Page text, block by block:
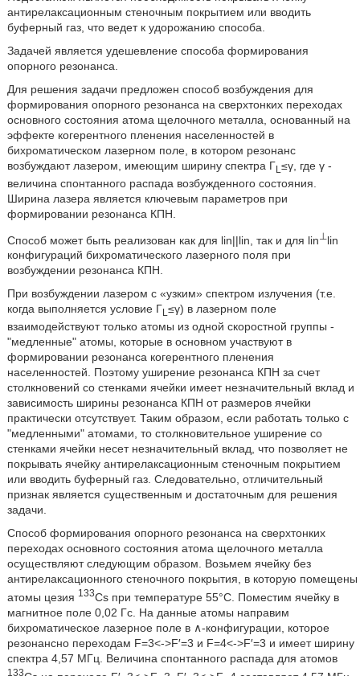
антирелаксационным стеночным покрытием или вводить
буферный газ, что ведет к удорожанию способа.
Задачей является удешевление способа формирования
опорного резонанса.
Для решения задачи предложен способ возбуждения для
формирования опорного резонанса на сверхтонких переходах
основного состояния атома щелочного металла, основанный на
эффекте когерентного пленения населенностей в
бихроматическом лазерном поле, в котором резонанс
возбуждают лазером, имеющим ширину спектра ГL ≤γ, где γ -
величина спонтанного распада возбужденного состояния.
Ширина лазера является ключевым параметров при
формировании резонанса КПН.
Способ может быть реализован как для lin||lin, так и для lin ⊥ lin
конфигураций бихроматического лазерного поля при
возбуждении резонанса КПН.
При возбуждении лазером с «узким» спектром излучения (т.е.
когда выполняется условие Г ≤γ) в лазерном поле
взаимодействуют только атомы из одной скоростной группы -
"медленные" атомы, которые в основном участвуют в
формировании резонанса когерентного пленения
населенностей. Поэтому уширение резонанса КПН за счет
столкновений со стенками ячейки имеет незначительный вклад и
зависимость ширины резонанса КПН от размеров ячейки
практически отсутствует. Таким образом, если работать только с
"медленными" атомами, то столкновительное уширение со
стенками ячейки несет незначительный вклад, что позволяет не
покрывать ячейку антирелаксационным стеночным покрытием
или вводить буферный газ. Следовательно, отличительный
признак является существенным и достаточным для решения
задачи.
Способ формирования опорного резонанса на сверхтонких
переходах основного состояния атома щелочного металла
осуществляют следующим образом. Возьмем ячейку без
антирелаксационного стеночного покрытия, в которую помещены
атомы цезия 133Cs при температуре 55°C. Поместим ячейку в
магнитное поле 0,02 Гс. На данные атомы направим
бихроматическое лазерное поле в ∧-конфигурации, которое
резонансно переходам F=3<->F′=3 и F=4<->F′=3 и имеет ширину
спектра 4,57 МГц. Величина спонтанного распада для атомов
133